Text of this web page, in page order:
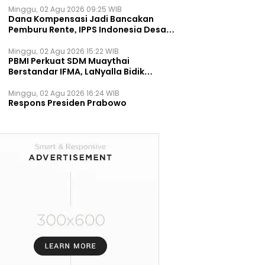
Minggu, 02 Agu 2026 09:25 WIB
Dana Kompensasi Jadi Bancakan
Pemburu Rente, IPPS Indonesia Desak
Permanen
Minggu, 02 Agu 2026 15:22 WIB
PBMI Perkuat SDM Muaythai
Berstandar IFMA, LaNyalla Bidik
Minggu, 02 Agu 2026 16:24 WIB
Respons Presiden Prabowo